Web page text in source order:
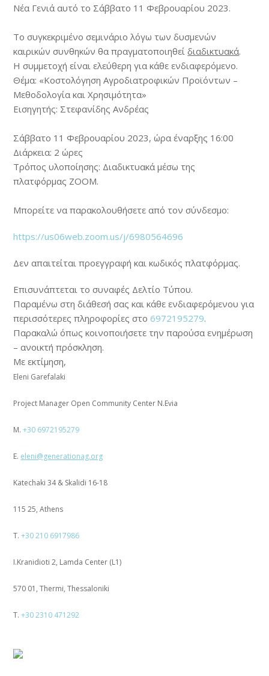
Νέα Γενιά αυτό το Σάββατο 11 Φεβρουαρίου 2023.
Το συγκεκριμένο σεμινάριο λόγω των δυσμενών
καιρικών συνθηκών θα πραγματοποιηθείδιαδικτυακά.
Η συμμετοχή είναι ελεύθερη για κάθε ενδιαφερόμενο.
Θέμα: «Κοστολόγηση Αγροδιατροφικών Προϊόντων –
Μεθοδολογία και Χρησιμότητα»
Εισηγητής: Στεφανίδης Ανδρέας
Σάββατο 11 Φεβρουαρίου 2023,ώρα έναρξης 16:00
Διάρκεια: 2 ώρες
Τρόπος υλοποίησης: Διαδικτυακά μέσω της
πλατφόρμας ΖΟΟΜ.
Μπορείτε να παρακολουθήσετε από τον σύνδεσμο:
https://us06web.zoom.us/j/6980564696
Δεν απαιτείται προεγγραφή και κωδικός πλατφόρμας.
Επισυνάπτεται το συναφές Δελτίο Τύπου.
Παραμένω στη διάθεσή σας και κάθε ενδιαφερόμενου για
περισσότερες πληροφορίες στο6972195279.
Παρακαλώ όπως κοινοποιήσετε την παρούσα ενημέρωση
– ανοικτή πρόσκληση.
Με εκτίμηση,
Eleni Garefalaki
Project Manager Open Community Center N.Evia
M.+30 6972195279
E. eleni@generationag.org
Katechaki 34 & Skalidi 16-18
115 25, Athens
T.+30 210 6917986
I.Kranidioti 2, Lamda Center (L1)
570 01, Thermi, Thessaloniki
T.+30 2310 471292